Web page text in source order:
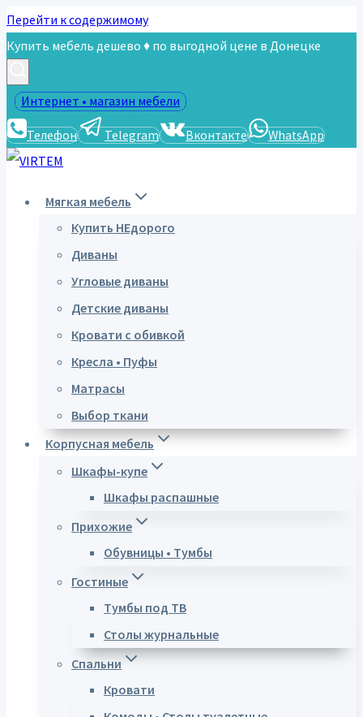
Перейти к содержимому
Купить мебель дешево ♦ по выгодной цене в Донецке
Интернет • магазин мебели
Телефон Telegram Вконтакте WhatsApp
Мягкая мебель
Купить НЕдорого
Диваны
Угловые диваны
Детские диваны
Кровати с обивкой
Кресла • Пуфы
Матрасы
Выбор ткани
Корпусная мебель
Шкафы-купе
Шкафы распашные
Прихожие
Обувницы • Тумбы
Гостиные
Тумбы под ТВ
Столы журнальные
Спальни
Кровати